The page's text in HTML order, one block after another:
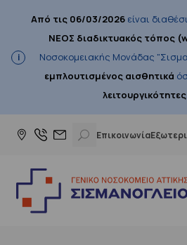
Από τις 06/03/2026είναι
ΝΕΟΣ διαδικτυακός τόπος
Νοσοκομειακής Μονάδας
εμπλουτισμένος αισθητικά
λειτουργικότητες.
Επικοινωνία